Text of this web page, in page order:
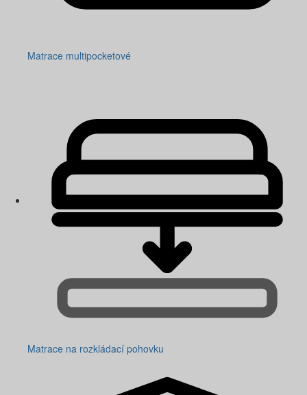
Matrace multipocketové
Matrace na rozkládací pohovku